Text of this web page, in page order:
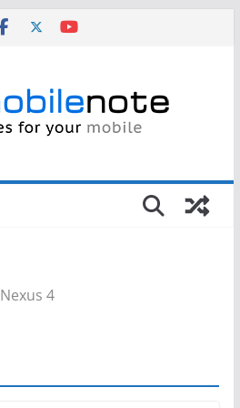
Nexus 4